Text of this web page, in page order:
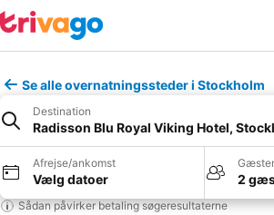
Se alle overnatningssteder i Stockholm
Destination
Radisson Blu Royal Viking Hotel,
Afrejse/ankomst
Vælg datoer 2
Sådan påvirker betaling søgeresultaterne